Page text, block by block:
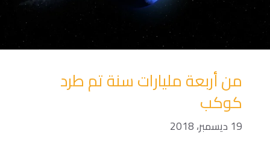
من أربعة مليارات سنة تم طرد
كوكب
19 ديسمبر، 2018